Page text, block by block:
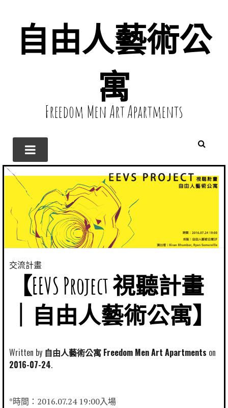
自由人藝術公
寓
Freedom Men Art Apartments
交流計畫
【EEVS Project 視聽計畫
｜自由人藝術公寓】
Written by 自由人藝術公寓 Freedom Men Art Apartments
2016-07-24
*時間：2016.07.24 19:00入場